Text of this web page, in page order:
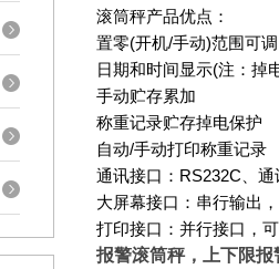
滚筒秤产品优点：
置零(开机/手动)范围可调
日期和时间显示(注：掉
手动贮存累加
称重记录贮存掉电保护
自动/手动打印称重记录
通讯接口： RS232C 、
大屏幕接口：串行输出
打印接口：并行接口，
报警滚筒秤，上下限